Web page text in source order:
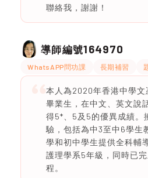
聯絡我，謝謝！
導師編號164970
WhatsAPP問功課 長期補習
本人為2020年香港中學文
畢業生，在中文、英文說
得5*、5及5的優異成績。
驗，包括為中3至中6學生
學和初中學生提供全科輔
護理學系5年級，同時已
程。